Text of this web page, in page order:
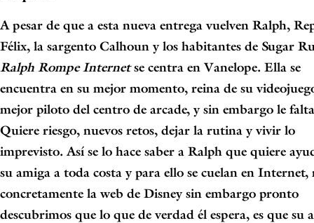
A pesar de que a esta nueva entrega vuelven Ralph,
Félix, la sargento Calhoun y los habitantes de Sugar
Ralph Rompe Internetse centra en Vanelope. Ella se
encuentra en su mejor momento, reina de su
mejor piloto del centro de arcade, y sin embargo le
Quiere riesgo, nuevos retos, dejar la rutina y vivir lo
imprevisto. Así se lo hace saber a Ralph que quiere
su amiga a toda costa y para ello se cuelan en Internet,
concretamente la web de Disneysin embargo pronto
descubrimos que lo que de verdad él espera, es que su